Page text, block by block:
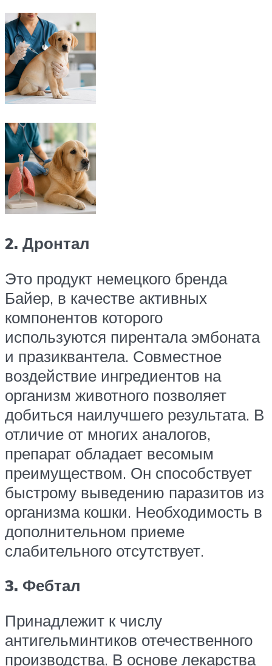
2. Дронтал
Это продукт немецкого бренда
Байер, в качестве активных
компонентов которого
используются пирентала эмбоната
и празиквантела. Совместное
воздействие ингредиентов на
организм животного позволяет
добиться наилучшего результата. В
отличие от многих аналогов,
препарат обладает весомым
преимуществом. Он способствует
быстрому выведению паразитов из
организма кошки. Необходимость в
дополнительном приеме
слабительного отсутствует.
3. Фебтал
Принадлежит к числу
антигельминтиков отечественного
производства. В основе лекарства